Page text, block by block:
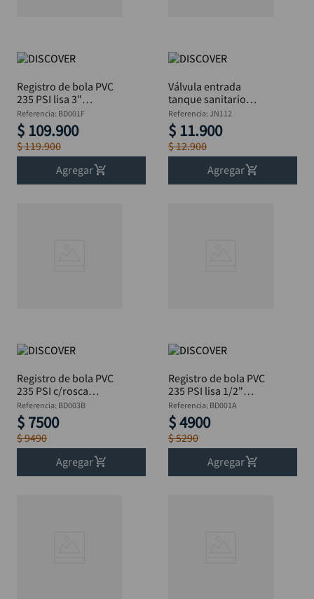
Registro de bola PVC
235 PSI lisa 3"
DISCOVER
Referencia: BD001F
$ 109.900
$119.900
Agregar
Válvula entrada
tanque sanitario
DISCOVER
Referencia: JN112
$ 11.900
$12.900
Agregar
Registro de bola PVC
235 PSI c/rosca
interna 3/4"
DISCOVER
Referencia: BD003B
$ 7500
$9490
Agregar
Registro de bola PVC
235 PSI lisa 1/2"
DISCOVER
Referencia: BD001A
$4900
$5290
Agregar